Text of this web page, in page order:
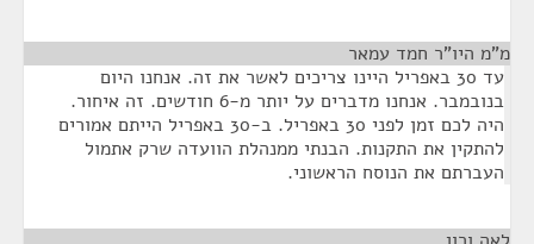
מ"מ היו"ר חמד עמאר
עד 30 באפריל היינו צריכים לאשר את זה. אנחנו היום
בנובמבר. אנחנו מדברים על יותר מ-6 חודשים. זה איחור.
היה לכם זמן לפני 30 באפריל. ב-30 באפריל הייתם אמורים
להתקין את התקנות. הבנתי ממנהלת הוועדה שרק אתמול
העברתם את הנוסח הראשוני.